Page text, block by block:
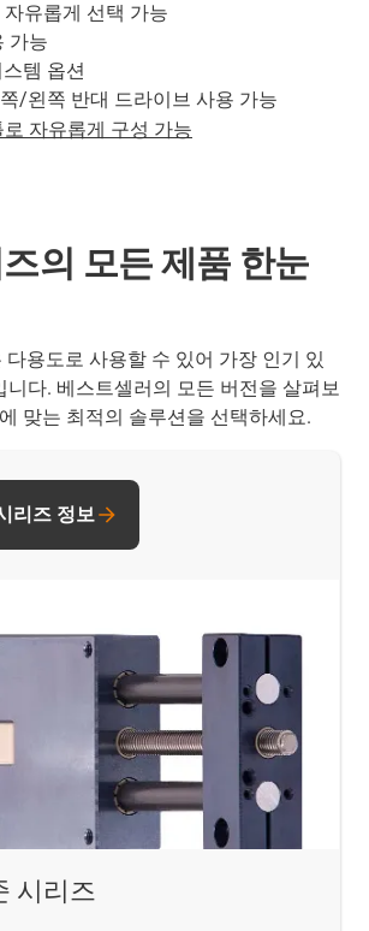
유롭게 선택 가능
가능
템 옵션
/왼쪽 반대 드라이브 사용 가능
자유롭게 구성 가능
의 모든 제품 한눈
다용도로 사용할 수 있어 가장 인기 있
니다. 베스트셀러의 모든 버전을 살펴보
맞는 최적의 솔루션을 선택하세요.
시리즈
리즈 정보